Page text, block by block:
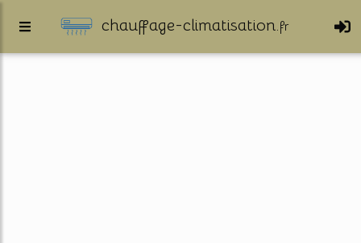
chauffage-climatisation.fr